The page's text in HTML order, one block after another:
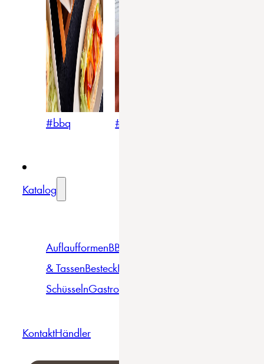
#bbq #blumig
Katalog
AuflaufformenBBQ
& TassenBesteckBowls &
SchüsselnGastro
KontaktHändler